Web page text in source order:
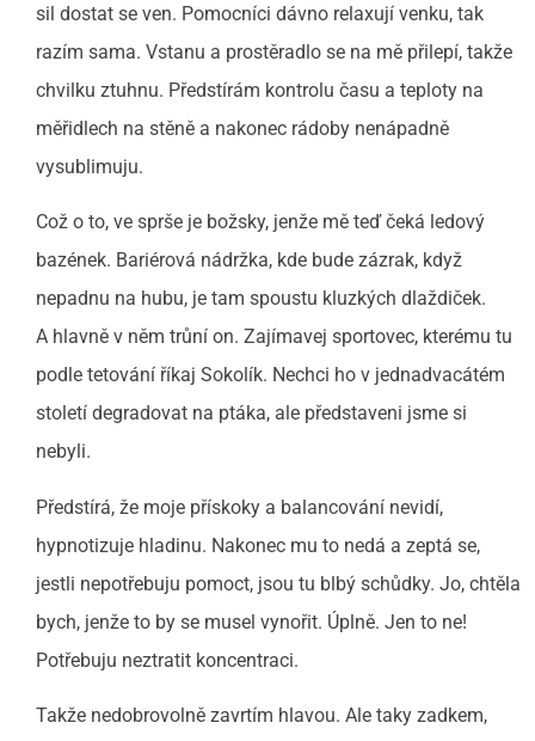
sil dostat se ven. Pomocníci dávno relaxují venku, tak
razím sama. Vstanu a prostěradlo se na mě přilepí, takže
chvilku ztuhnu. Předstírám kontrolu času a teploty na
měřidlech na stěně a nakonec rádoby nenápadně
vysublimuju.
Což o to, ve sprše je božsky, jenže mě teď čeká ledový
bazének. Bariérová nádržka, kde bude zázrak, když
nepadnu na hubu, je tam spoustu kluzkých dlaždiček.
A hlavně v něm trůní on. Zajímavej sportovec, kterému tu
podle tetování říkaj Sokolík. Nechci ho v jednadvacátém
století degradovat na ptáka, ale představeni jsme si
nebyli.
Předstírá, že moje přískoky a balancování nevidí,
hypnotizuje hladinu. Nakonec mu to nedá a zeptá se,
jestli nepotřebuju pomoct, jsou tu blbý schůdky. Jo, chtěla
bych, jenže to by se musel vynořit. Úplně. Jen to ne!
Potřebuju neztratit koncentraci.
Takže nedobrovolně zavrtím hlavou. Ale taky zadkem,